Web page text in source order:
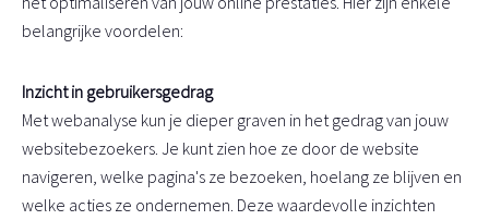
belangrijke voordelen:
Inzicht in gebruikersgedrag
Met webanalyse kun je dieper graven in het gedrag van jouw
websitebezoekers. Je kunt zien hoe ze door de website
navigeren, welke pagina's ze bezoeken, hoelang ze blijven en
welke acties ze ondernemen. Deze waardevolle inzichten